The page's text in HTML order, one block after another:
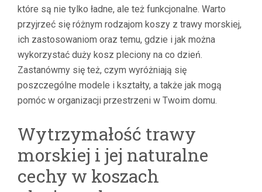
które są nie tylko ładne, ale też funkcjonalne. Warto
przyjrzeć się różnym rodzajom koszy z trawy morskiej,
ich zastosowaniom oraz temu, gdzie i jak można
wykorzystać duży kosz pleciony na co dzień.
Zastanówmy się też, czym wyróżniają się
poszczególne modele i kształty, a także jak mogą
pomóc w organizacji przestrzeni w Twoim domu.
Wytrzymałość trawy
morskiej i jej naturalne
cechy w koszach